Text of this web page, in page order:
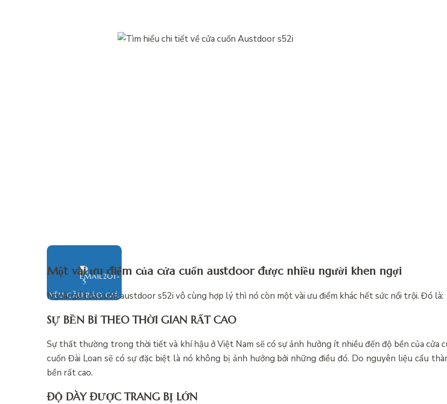
YÊU CẦU BÁO GIÁ
Một vài ưu điểm của cửa cuốn austdoor được nhiều người khen ngợi
Ngoàigiá cửa cuốn austdoor s52i vô cùng hợp lý thì nó còn một vài ưu điểm khác hết sức nổi trội. Đó là:
SỰ BỀN BỈ THEO THỜI GIAN RẤT CAO
Sự thất thường trong thời tiết và khí hậu ở Việt Nam sẽ có sự ảnh hưởng ít nhiều đến độ bền của cửa
cuốn Đài Loan sẽ có sự đặc biệt là nó không bị ảnh hưởng bởi những điều đó. Do nguyên liệu cấu
bền rất cao.
ĐỘ DÀY ĐƯỢC TRANG BỊ LỚN